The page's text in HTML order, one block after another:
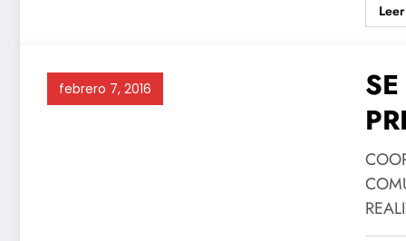
febrero 7, 2016